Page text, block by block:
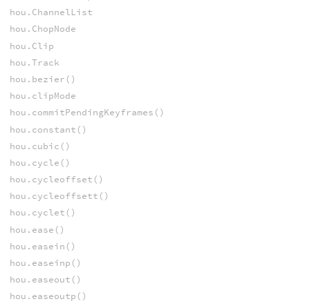
hou.ChannelList
hou.ChopNode
hou.Clip
hou.Track
hou.bezier()
hou.clipMode
hou.commitPendingKeyframes()
hou.constant()
hou.cubic()
hou.cycle()
hou.cycleoffset()
hou.cycleoffsett()
hou.cyclet()
hou.ease()
hou.easein()
hou.easeinp()
hou.easeout()
hou.easeoutp()